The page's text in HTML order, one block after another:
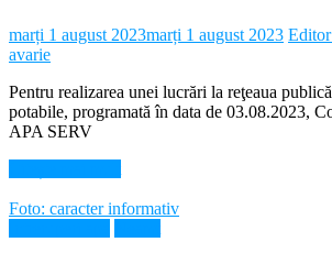
marți 1 august 2023marți 1 august 2023
avarie
Pentru realizarea unei lucrări la reţeaua
potabile, programată în data de 03.08.2023,
APA SERV
Foto: caracter informativ